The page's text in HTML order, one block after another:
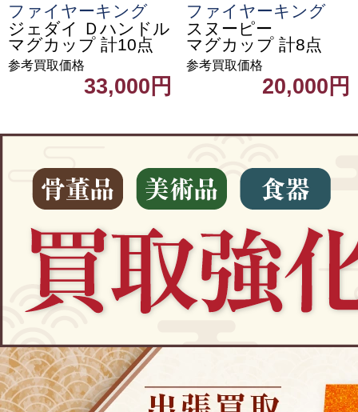
ファイヤーキング
ジェダイ Ｄハンドル
マグカップ 計10点
参考買取価格
33,000円
ファイヤーキング
スヌーピー
マグカップ 計8点
参考買取価格
20,000円